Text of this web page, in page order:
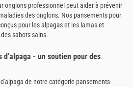
onglons professionnel peut aider à prévenir
des onglons. Nos pansements pour
pour les alpagas et les lamas et
sabots sains.
d'alpaga - un soutien pour des
de notre catégorie pansements